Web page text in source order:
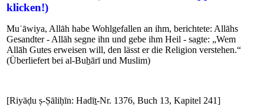
klicken!)
Muʿāwiya, Allāh habe Wohlgefallen an ihm, berichtete: Allāhs
Gesandter - Allāh segne ihn und gebe ihm Heil - sagte: „Wem
Allāh Gutes erweisen will, den lässt er die Religion verstehen.“
(Überliefert bei al-Buẖārī und Muslim)
[Riyāḍu ṣ-Ṣāliḥīn: Hadīṯ-Nr. 1376, Buch 13, Kapitel 241]